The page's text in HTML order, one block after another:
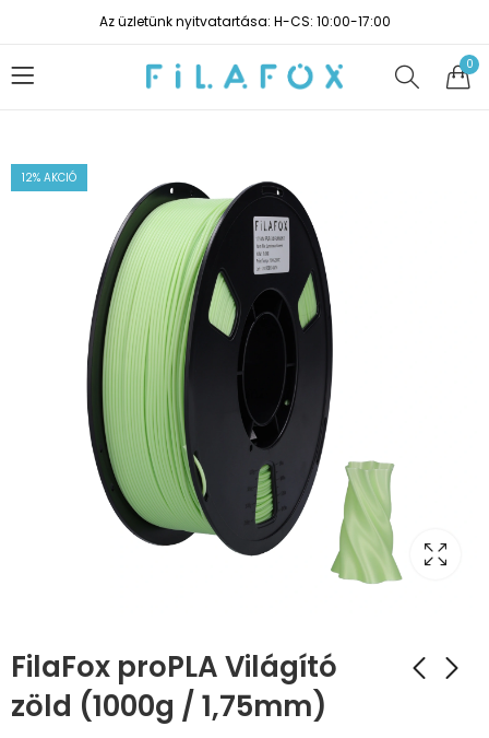
Az üzletünk nyitvatartása: H-CS: 10:00-17:00
0
12% AKCIÓ
FilaFox proPLA Világító
zöld (1000g / 1,75mm)